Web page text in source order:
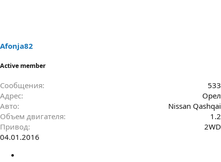
Afonja82
Active member
Сообщения
533
Адрес
Орел
Авто
Nissan Qashqai
Объем двигателя
1.2
Привод
2WD
04.01.2016